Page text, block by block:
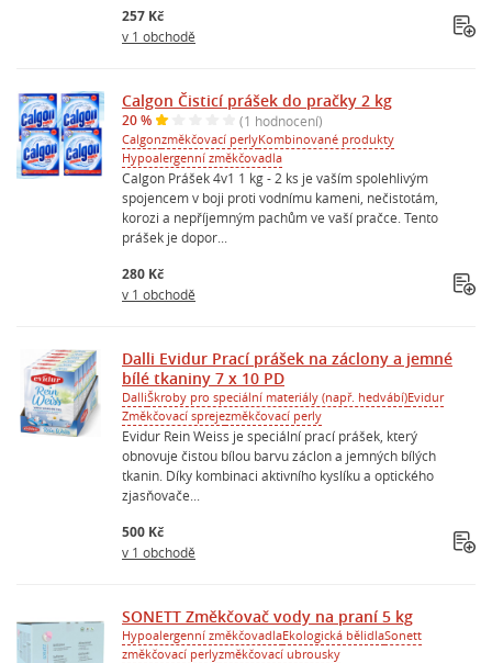
257 Kč
v 1 obchodě
Calgon Čisticí prášek do pračky 2 kg
20 % (1 hodnocení)
Calgonzměkčovací perlyKombinované produkty
Hypoalergenní změkčovadla
Calgon Prášek 4v1 1 kg - 2 ks je vaším spolehlivým
spojencem v boji proti vodnímu kameni, nečistotám,
korozi a nepříjemným pachům ve vaší pračce. Tento
prášek je dopor...
280 Kč
v 1 obchodě
Dalli Evidur Prací prášek na záclony a jemné
bílé tkaniny 7 x 10 PD
DalliŠkroby pro speciální materiály (např. hedvábí)Evidur
Změkčovací sprejezměkčovací perly
Evidur Rein Weiss je speciální prací prášek, který
obnovuje čistou bílou barvu záclon a jemných bílých
tkanin. Díky kombinaci aktivního kyslíku a optického
zjasňovače...
500 Kč
v 1 obchodě
SONETT Změkčovač vody na praní 5 kg
Hypoalergenní změkčovadlaEkologická bělidlaSonett
změkčovací perlyzměkčovací ubrousky